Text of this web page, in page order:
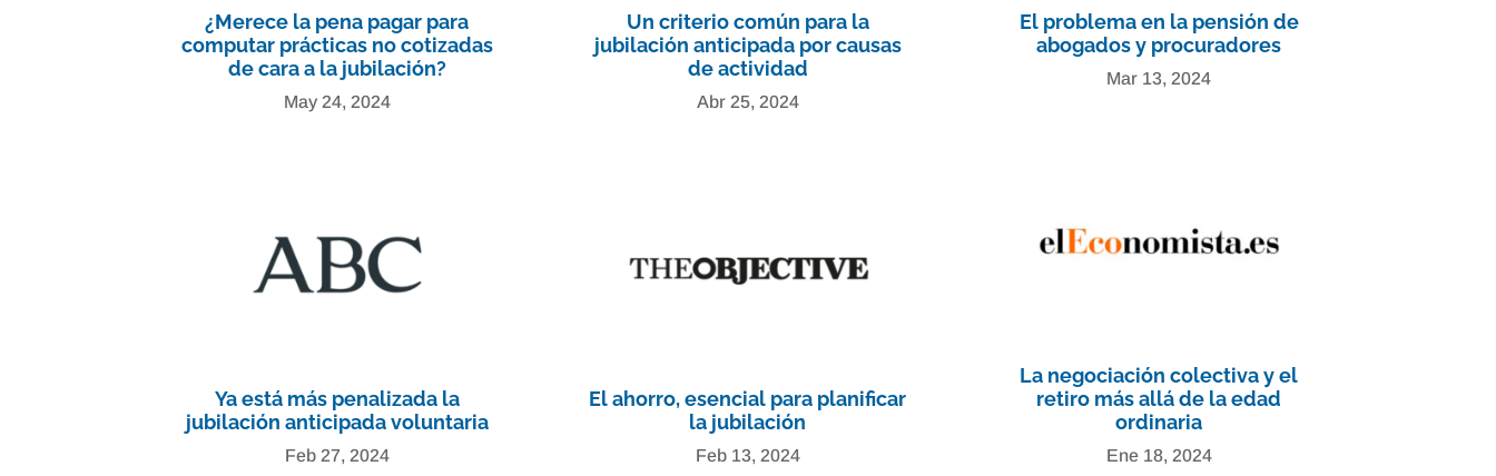
¿Merece la pena pagar para
computar prácticas no cotizadas
de cara a la jubilación?
May 24, 2024
Ya está más penalizada la
jubilación anticipada voluntaria
Feb 27, 2024
Un criterio común para la
jubilación anticipada por causas
de actividad
Abr 25, 2024
El ahorro, esencial para planificar
la jubilación
Feb 13, 2024
El problema en la pensión de
abogados y procuradores
Mar 13, 2024
La negociación colectiva y el
retiro más allá de la edad
ordinaria
Ene 18, 2024